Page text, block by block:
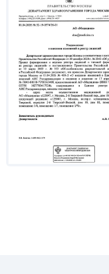
– практические
Радлинского, пр.
– лекционный
реставрация
использованием
Ванани (Профессор
университета
Эстетической
Mediterranean,